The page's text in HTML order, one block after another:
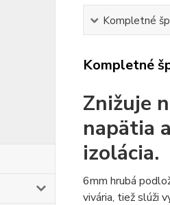
Kompletné
Kompletné
Znižuje
napätia
izolácia.
6mm hrubá
vivária, tiež slúži